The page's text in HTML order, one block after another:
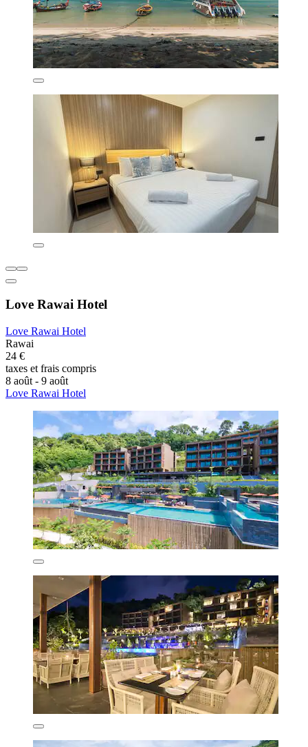
Love Rawai Hotel
Love Rawai Hotel
Rawai
24 €
taxes et frais compris
8 août - 9 août
Love Rawai Hotel